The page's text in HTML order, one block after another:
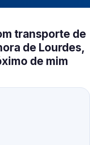
transporte de
de Lourdes,
de mim